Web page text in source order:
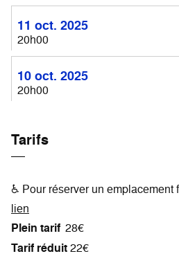
11 oct. 2025
20h00
10 oct. 2025
20h00
Tarifs
♿ Pour réserver un
lien
Plein tarif 28€
Tarif réduit22€